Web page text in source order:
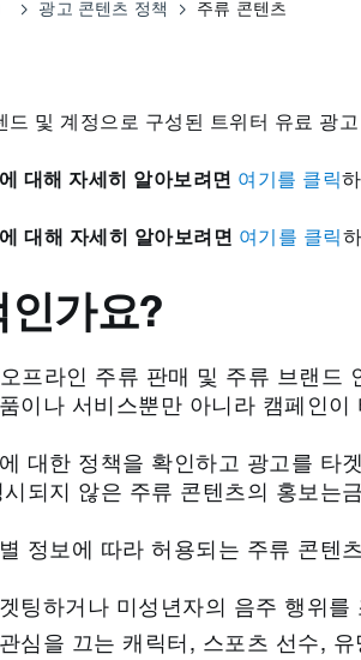
광고 콘텐츠 정책 주류 콘텐츠
드 및 계정으로 구성된 트위터 유료 광
대해 자세히 알아보려면 여기를 클릭
대해 자세히 알아보려면 여기를 클릭
가요?
프라인 주류 판매 및 주류 브랜드
이나 서비스뿐만 아니라 캠페인
대한 정책을 확인하고 광고를 타
되지 않은 주류 콘텐츠의 홍보는
정보에 따라 허용되는 주류 콘텐
팅하거나 미성년자의 음주 행위
심을 끄는 캐릭터, 스포츠 선수,